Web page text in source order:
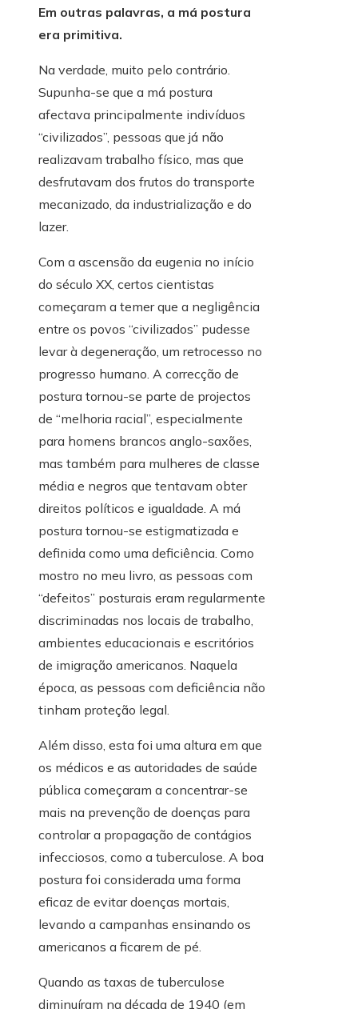
Em outras palavras, a má postura
era primitiva.
Na verdade, muito pelo contrário.
Supunha-se que a má postura
afectava principalmente indivíduos
“civilizados”, pessoas que já não
realizavam trabalho físico, mas que
desfrutavam dos frutos do transporte
mecanizado, da industrialização e do
lazer.
Com a ascensão da eugenia no início
do século XX, certos cientistas
começaram a temer que a negligência
entre os povos “civilizados” pudesse
levar à degeneração, um retrocesso no
progresso humano. A correcção de
postura tornou-se parte de projectos
de “melhoria racial”, especialmente
para homens brancos anglo-saxões,
mas também para mulheres de classe
média e negros que tentavam obter
direitos políticos e igualdade. A má
postura tornou-se estigmatizada e
definida como uma deficiência. Como
mostro no meu livro, as pessoas com
“defeitos” posturais eram regularmente
discriminadas nos locais de trabalho,
ambientes educacionais e escritórios
de imigração americanos. Naquela
época, as pessoas com deficiência não
tinham proteção legal.
Além disso, esta foi uma altura em que
os médicos e as autoridades de saúde
pública começaram a concentrar-se
mais na prevenção de doenças para
controlar a propagação de contágios
infecciosos, como a tuberculose. A boa
postura foi considerada uma forma
eficaz de evitar doenças mortais,
levando a campanhas ensinando os
americanos a ficarem de pé.
Quando as taxas de tuberculose
diminuíram na década de 1940 (em